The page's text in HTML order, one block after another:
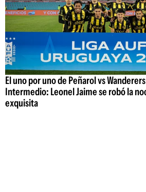
El uno por uno de Peñarol vs
Intermedio: Leonel Jaime se robó la
exquisita